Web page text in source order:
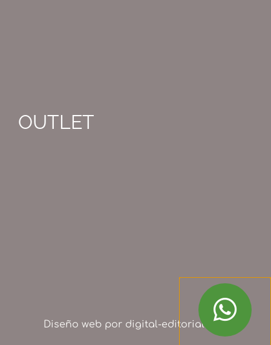
OUTLET
Diseño web por digital-editorial.com